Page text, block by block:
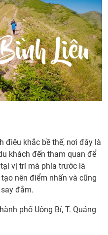
điêu khắc bề thế, nơi đây là
khách đến tham quan để
vị trí mà phía trước là
nên điểm nhấn và cũng
đắm.
phố Uông Bí, T. Quảng